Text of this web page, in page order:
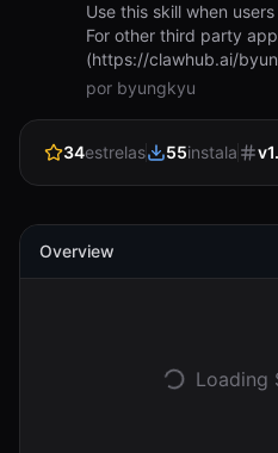
Preços
RECURSOS
Documentação
Use this skill when
For other third party
(https://clawhub.ai/
por byungkyu
34estrelas 55instala v
Overview
Loading